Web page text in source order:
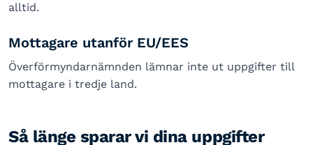
alltid.
Mottagare utanför EU/EES
Överförmyndarnämnden lämnar inte ut uppgifter till
mottagare i tredje land.
Så länge sparar vi dina uppgifter